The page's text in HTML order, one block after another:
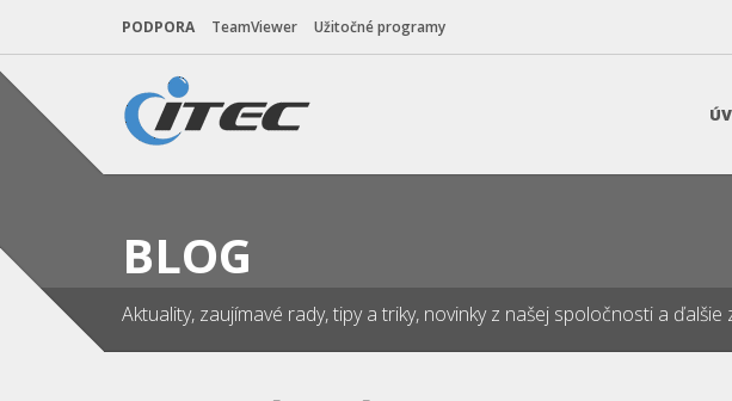
PODPORA TeamViewer Užitočné programy
BLOG
Aktuality, zaujímavé rady, tipy a triky, novinky z našej spoločnosti a